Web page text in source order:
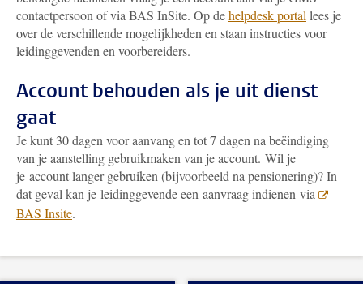
contactpersoon of via BAS InSite. Op dehelpdesk portal lees je
over de verschillende mogelijkheden en staan instructies voor
leidinggevenden en voorbereiders.
Account behouden als je uit dienst
gaat
Je kunt 30 dagen voor aanvang en tot 7 dagen na beëindiging
van je aanstelling gebruikmaken van je account. Wil je
je account langer gebruiken (bijvoorbeeld na pensionering)? In
dat geval kan je leidinggevende een aanvraag indienen via
BAS Insite.